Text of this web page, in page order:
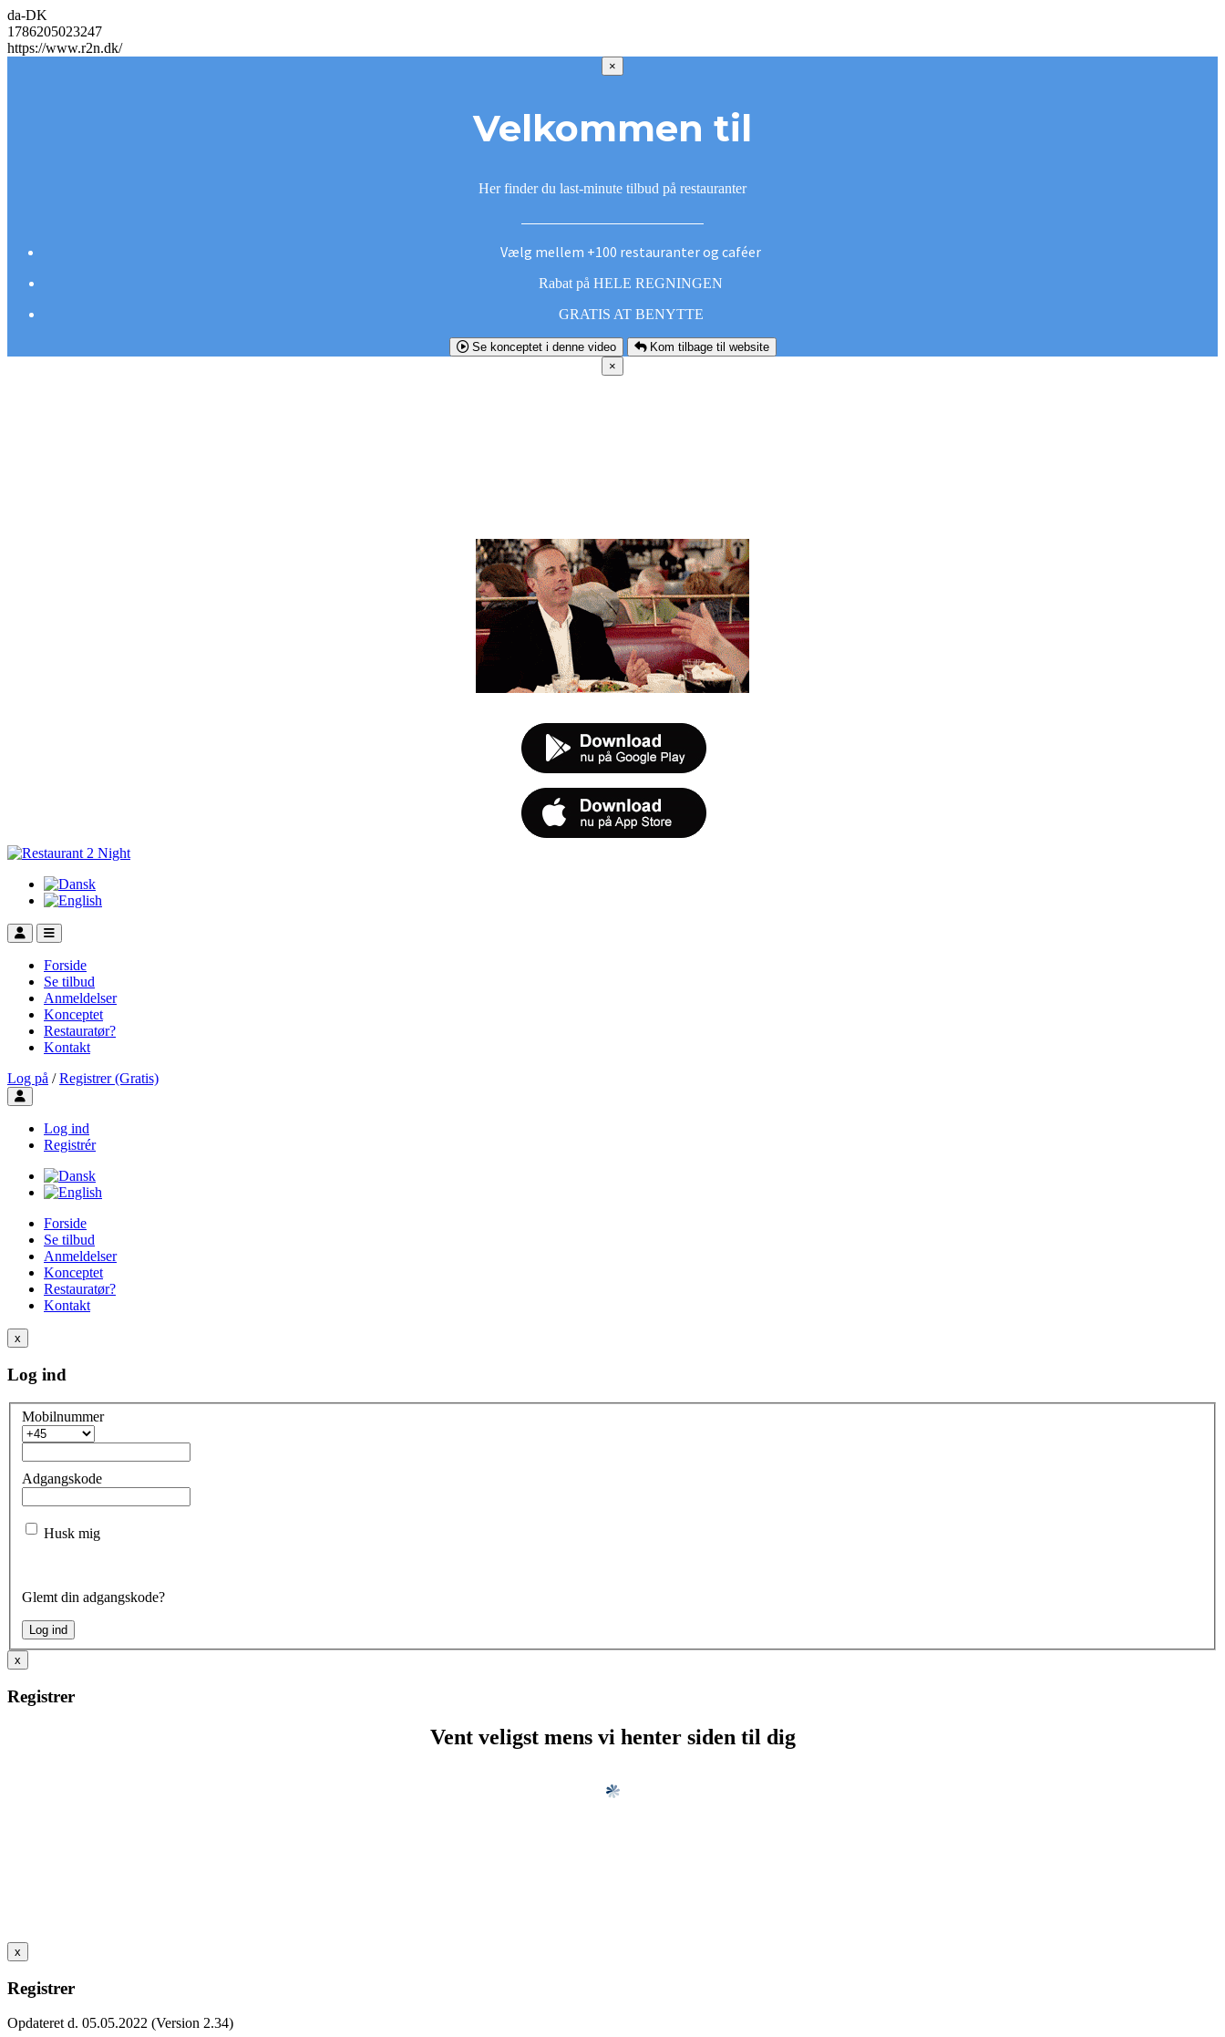
da-DK
1786205023247
https://www.r2n.dk/
×
Velkommen til
Her finder du last-minute tilbud på restauranter
Vælg mellem +100 restauranter og caféer
Rabat på HELE REGNINGEN
GRATIS AT BENYTTE
Se konceptet i denne video
Kom tilbage til website
×
Forside
Se tilbud
Anmeldelser
Konceptet
Restauratør?
Kontakt
Log på / Registrer (Gratis)
Toggle user menu
Log ind
Registrér
Forside
Se tilbud
Anmeldelser
Konceptet
Restauratør?
Kontakt
x
Log ind
Mobilnummer
Adgangskode
Husk mig
Glemt din adgangskode?
x
Registrer
Vent veligst mens vi henter siden til dig
x
Registrer
Opdateret d. 05.05.2022 (Version 2.34)